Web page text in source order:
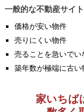
一般的な不動産サイ
価格が安い物件
売りにくい物件
売ることを急いでい
築年数が極端に古い
家いちば